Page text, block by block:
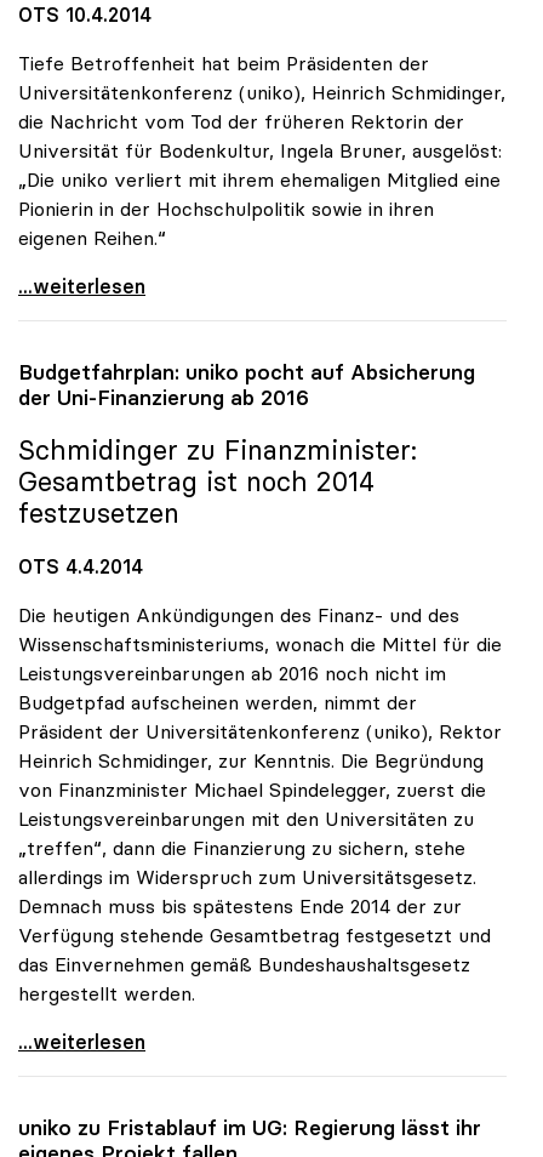
OTS 10.4.2014
Tiefe Betroffenheit hat beim Präsidenten der
Universitätenkonferenz (uniko), Heinrich Schmidinger,
die Nachricht vom Tod der früheren Rektorin der
Universität für Bodenkultur, Ingela Bruner, ausgelöst:
„Die uniko verliert mit ihrem ehemaligen Mitglied eine
Pionierin in der Hochschulpolitik sowie in ihren
eigenen Reihen.“
Universitätenkonferenz trauert um Ingela Bruner
...weiterlesen
Budgetfahrplan: uniko pocht auf Absicherung
der Uni-Finanzierung ab 2016
Schmidinger zu Finanzminister:
Gesamtbetrag ist noch 2014
festzusetzen
OTS 4.4.2014
Die heutigen Ankündigungen des Finanz- und des
Wissenschaftsministeriums, wonach die Mittel für die
Leistungsvereinbarungen ab 2016 noch nicht im
Budgetpfad aufscheinen werden, nimmt der
Präsident der Universitätenkonferenz (uniko), Rektor
Heinrich Schmidinger, zur Kenntnis. Die Begründung
von Finanzminister Michael Spindelegger, zuerst die
Leistungsvereinbarungen mit den Universitäten zu
„treffen“, dann die Finanzierung zu sichern, stehe
allerdings im Widerspruch zum Universitätsgesetz.
Demnach muss bis spätestens Ende 2014 der zur
Verfügung stehende Gesamtbetrag festgesetzt und
das Einvernehmen gemäß Bundeshaushaltsgesetz
hergestellt werden.
Budgetfahrplan: uniko pocht auf Absicherung der
...weiterlesen
uniko zu Fristablauf im UG: Regierung lässt ihr